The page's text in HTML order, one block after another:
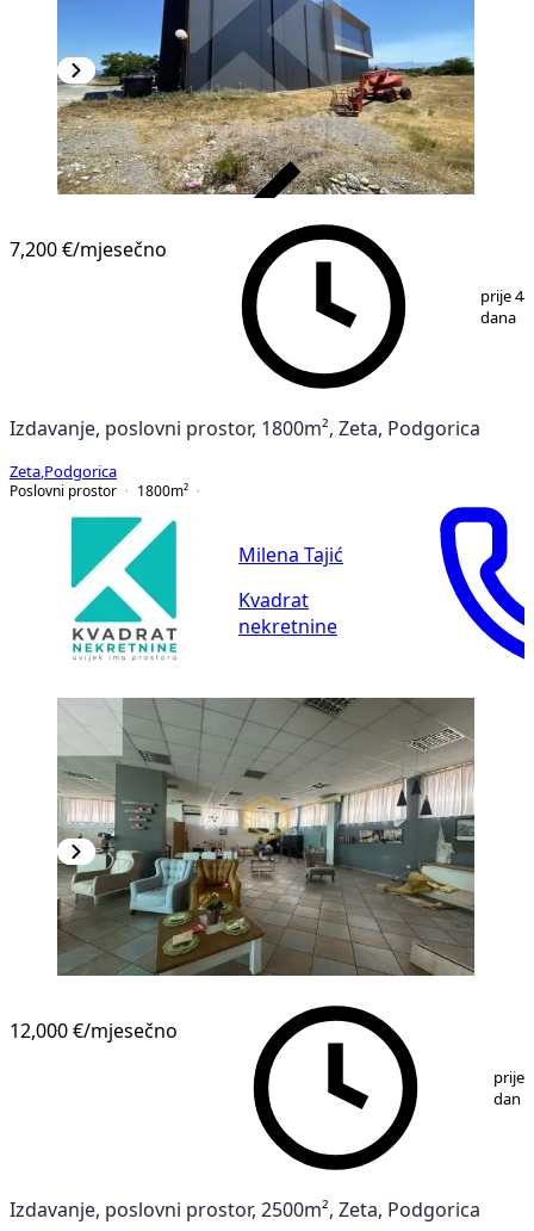
7,200 €/mjesečno
prije 44
dana
Izdavanje, poslovni prostor, 1800m², Zeta, Podgorica
Zeta Podgorica
Poslovni prostor
1800m²
Milena Tajić
Kvadrat
nekretnine
1
12,000 €/mjesečno
prije
dan
Izdavanje, poslovni prostor, 2500m², Zeta, Podgorica